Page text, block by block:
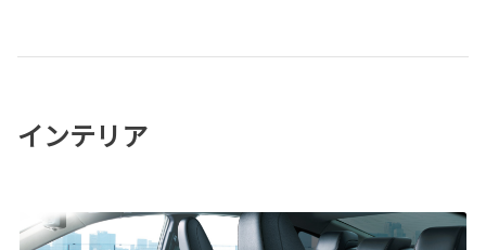
インテリア